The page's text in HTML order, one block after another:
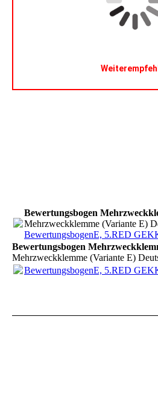
Bewertungsbogen
Mehrzweckklemme (Variante E)
BewertungsbogenE, 5.RED
Bewertungsbogen
Mehrzweckklemme (Variante E)
BewertungsbogenE, 5.RED